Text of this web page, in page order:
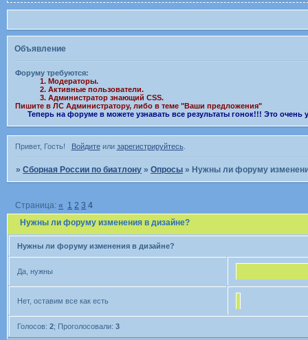
Объявление
Форуму требуются:
1. Модераторы.
2. Активные пользователи.
3. Администратор знающий CSS.
Пишите в ЛС Администратору, либо в теме "Ваши предложения"
Теперь на форуме в можете узнавать все результаты гонок!!! Это
Привет, Гость! Войдитеили зарегистрируйтесь.
»Сборная России по биатлону »Опросы »Нужны ли форуму
Нужны ли форуму изменения в дизайне?
Страница:« 1 2 3 4
Нужны ли форуму изменения в дизайне?
Да, нужны
Нет, оставим все как есть
Голосов: 2; Проголосовали: 3